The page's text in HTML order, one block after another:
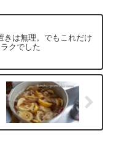
きは無理。でもこれだけ
クでした